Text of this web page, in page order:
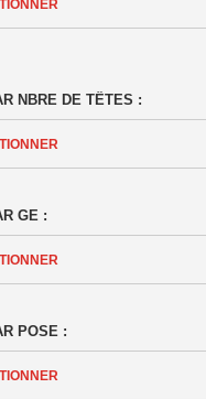
NBRE DE TÊTES :
GE :
POSE :